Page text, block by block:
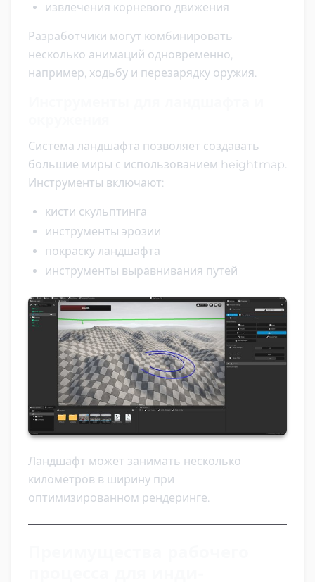
извлечения корневого движения
Разработчики могут комбинировать
несколько анимаций одновременно,
например, ходьбу и перезарядку оружия.
Система ландшафта позволяет создавать
большие миры с использованием heightmap.
Инструменты включают:
кисти скульптинга
инструменты эрозии
покраску ландшафта
инструменты выравнивания путей
Ландшафт может занимать несколько
километров в ширину при
оптимизированном рендеринге.